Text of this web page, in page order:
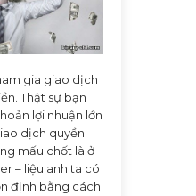
gia giao dịch
Thật sự bạn
lợi nhuận lớn
dịch quyền
mấu chốt là ở
– liệu anh ta có
định bằng cách